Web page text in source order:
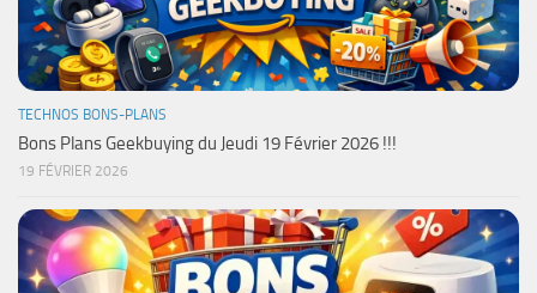
TECHNOS BONS-PLANS
Bons Plans Geekbuying du Jeudi 19 Février 2026 !!!
19 FÉVRIER 2026